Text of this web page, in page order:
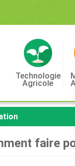
Technologie
Agricole
faire